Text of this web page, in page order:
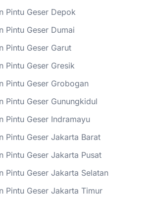
Pintu Geser Depok
Pintu Geser Dumai
Pintu Geser Garut
Pintu Geser Gresik
Pintu Geser Grobogan
Pintu Geser Gunungkidul
Pintu Geser Indramayu
Pintu Geser Jakarta Barat
Pintu Geser Jakarta Pusat
Pintu Geser Jakarta Selatan
Pintu Geser Jakarta Timur